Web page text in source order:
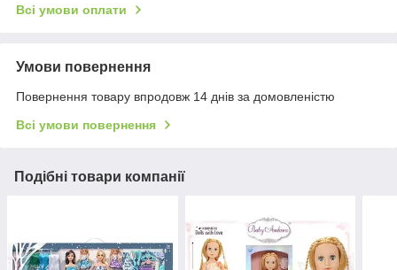
Всі умови оплати
Умови повернення
Повернення товару впродовж 14 днів за домовленістю
Всі умови повернення
Подібні товари компанії